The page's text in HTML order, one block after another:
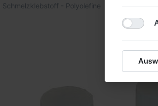
Schmelzklebstoff - Polyolefine